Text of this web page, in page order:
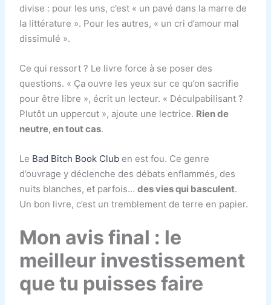
divise : pour les uns, c’est « un pavé dans la marre de
la littérature ». Pour les autres, « un cri d’amour mal
dissimulé ».
Ce qui ressort ? Le livre force à se poser des
questions. « Ça ouvre les yeux sur ce qu’on sacrifie
pour être libre », écrit un lecteur. « Déculpabilisant ?
Plutôt un uppercut », ajoute une lectrice. Rien de
neutre, en tout cas.
Le Bad Bitch Book Club en est fou. Ce genre
d’ouvrage y déclenche des débats enflammés, des
nuits blanches, et parfois…des vies qui basculent.
Un bon livre, c’est un tremblement de terre en papier.
Mon avis final : le
meilleur investissement
que tu puisses faire